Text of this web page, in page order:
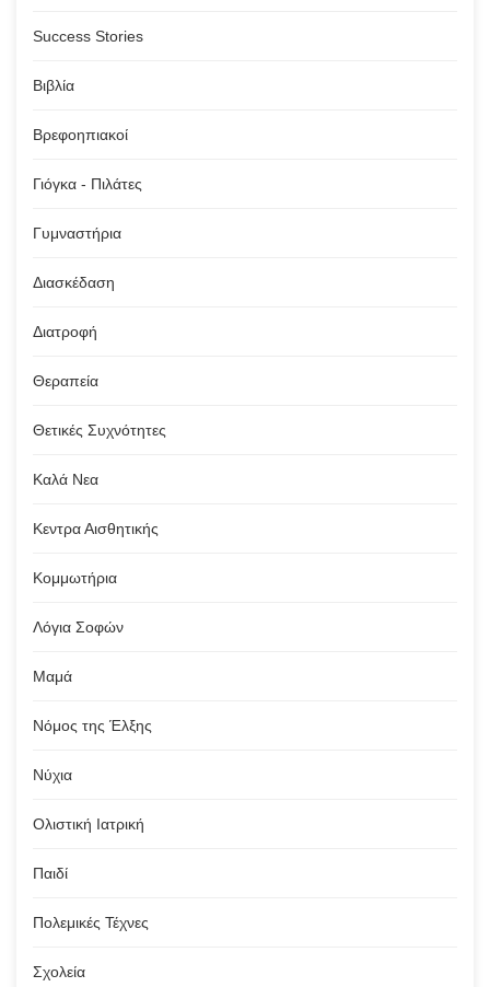
Success Stories
Βιβλία
Βρεφοηπιακοί
Γιόγκα - Πιλάτες
Γυμναστήρια
Διασκέδαση
Διατροφή
Θεραπεία
Θετικές Συχνότητες
Καλά Νεα
Κεντρα Αισθητικής
Κομμωτήρια
Λόγια Σοφών
Μαμά
Νόμος της Έλξης
Νύχια
Ολιστική Ιατρική
Παιδί
Πολεμικές Τέχνες
Σχολεία